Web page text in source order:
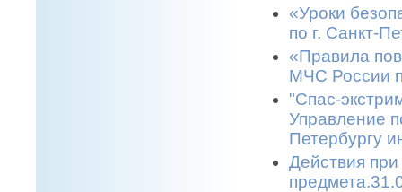
«Уроки
по г. Санкт-
«Правила
МЧС России
"Спас-
Управление
Петербургу
Действия